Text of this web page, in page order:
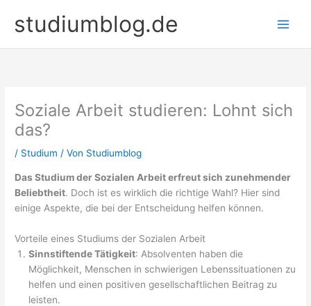
Inhaltstudiumblog.de
Soziale Arbeit studieren: Lohnt sich
das?
/ Studium / Von Studiumblog
Das Studium der Sozialen Arbeit erfreut sich zunehmender
Beliebtheit. Doch ist es wirklich die richtige Wahl? Hier sind
einige Aspekte, die bei der Entscheidung helfen können.
Vorteile eines Studiums der Sozialen Arbeit
Sinnstiftende Tätigkeit: Absolventen haben die
Möglichkeit, Menschen in schwierigen Lebenssituationen zu
helfen und einen positiven gesellschaftlichen Beitrag zu
leisten.